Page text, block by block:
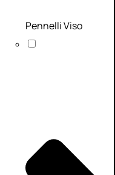
Pennelli Viso